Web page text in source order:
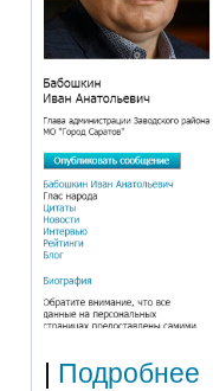
Подробнее